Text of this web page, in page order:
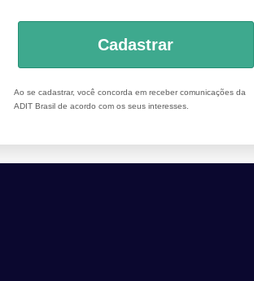
Cadastrar
Ao se cadastrar, você concorda em receber comunicações da
ADIT Brasil de acordo com os seus interesses.